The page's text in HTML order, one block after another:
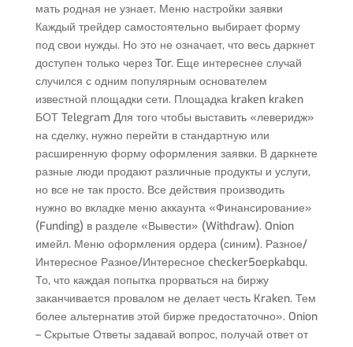
мать родная не узнает. Меню настройки заявки
Каждый трейдер самостоятельно выбирает форму
под свои нужды. Но это не означает, что весь даркнет
доступен только через Tor. Еще интереснее случай
случился с одним популярным основателем
известной площадки сети. Площадка kraken kraken
БОТ Telegram Для того чтобы выставить «леверидж»
на сделку, нужно перейти в стандартную или
расширенную форму оформления заявки. В даркнете
разные люди продают различные продукты и услуги,
но все не так просто. Все действия производить
нужно во вкладке меню аккаунта «Финансирование»
(Funding) в разделе «Вывести» (Withdraw). Onion
имейл. Меню оформления ордера (синим). Разное/
Интересное Разное/Интересное checker5oepkabqu.
То, что каждая попытка прорваться на биржу
заканчивается провалом не делает честь Kraken. Тем
более альтернатив этой бирже предостаточно». Onion
– Скрытые Ответы задавай вопрос, получай ответ от